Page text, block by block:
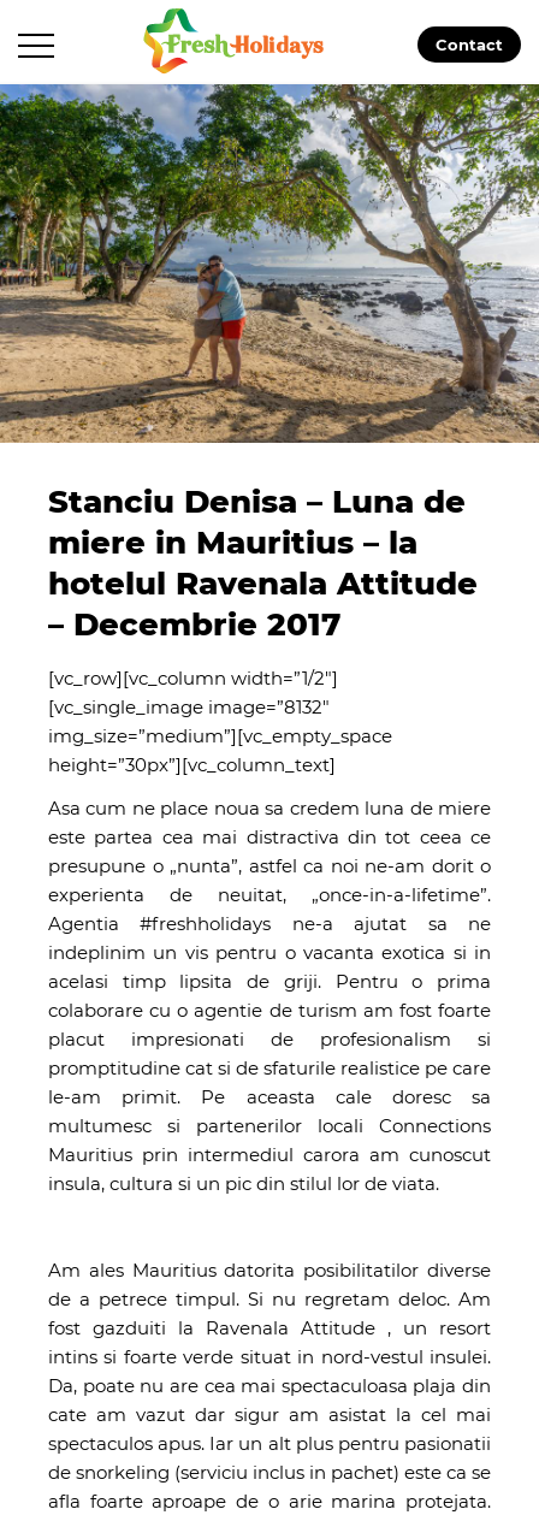
Contact
Stanciu Denisa – Luna de
miere in Mauritius – la
hotelul Ravenala Attitude
– Decembrie 2017
[vc_row][vc_column width=”1/2″]
[vc_single_image image=”8132″
img_size=”medium”][vc_empty_space
height=”30px”][vc_column_text]
Asa cum ne place noua sa credem luna de miere
este partea cea mai distractiva din tot ceea ce
presupune o „nunta”, astfel ca noi ne-am dorit o
experienta de neuitat, „once-in-a-lifetime”.
Agentia #freshholidays ne-a ajutat sa ne
indeplinim un vis pentru o vacanta exotica si in
acelasi timp lipsita de griji. Pentru o prima
colaborare cu o agentie de turism am fost foarte
placut impresionati de profesionalism si
promptitudine cat si de sfaturile realistice pe care
le-am primit. Pe aceasta cale doresc sa
multumesc si partenerilor locali Connections
Mauritius prin intermediul carora am cunoscut
insula, cultura si un pic din stilul lor de viata.
Am ales Mauritius datorita posibilitatilor diverse
de a petrece timpul. Si nu regretam deloc. Am
fost gazduiti la Ravenala Attitude , un resort
intins si foarte verde situat in nord-vestul insulei.
Da, poate nu are cea mai spectaculoasa plaja din
cate am vazut dar sigur am asistat la cel mai
spectaculos apus. Iar un alt plus pentru pasionatii
de snorkeling (serviciu inclus in pachet) este ca se
afla foarte aproape de o arie marina protejata.